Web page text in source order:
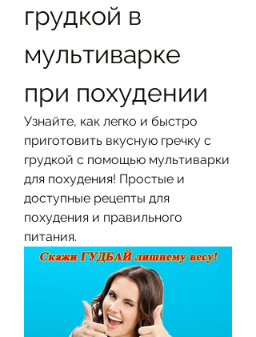
грудкой в
мультиварке
при похудении
Узнайте, как легко и быстро
приготовить вкусную гречку с
грудкой с помощью мультиварки
для похудения! Простые и
доступные рецепты для
похудения и правильного
питания.